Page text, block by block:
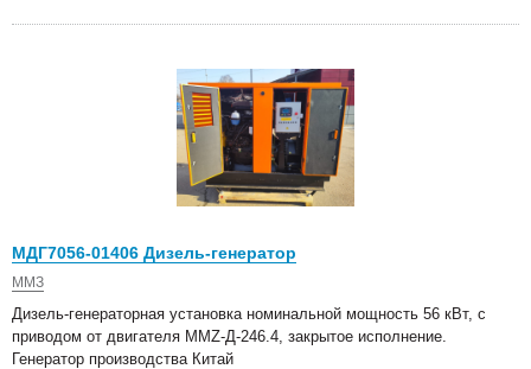
МДГ7056-01406 Дизель-генератор
ММЗ
Дизель-генераторная установка номинальной мощность 56 кВт, с
приводом от двигателя MMZ-Д-246.4, закрытое исполнение.
Генератор производства Китай